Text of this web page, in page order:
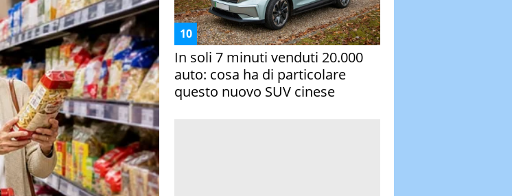
In soli 7 minuti venduti 20.000
auto: cosa ha di particolare
questo nuovo SUV cinese